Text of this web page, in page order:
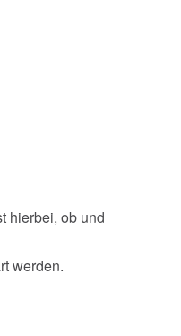
hierbei, ob und
werden.